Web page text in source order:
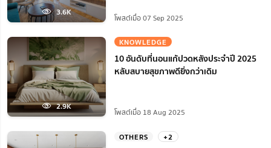
3.6K
โพสต์เมื่อ 07 Sep 2025
2.9K
KNOWLEDGE
10 อันดับที่นอนแก้ปวดหลังประจำปี 2025
หลับสบายสุขภาพดียิ่งกว่าเดิม
โพสต์เมื่อ 18 Aug 2025
OTHERS +2